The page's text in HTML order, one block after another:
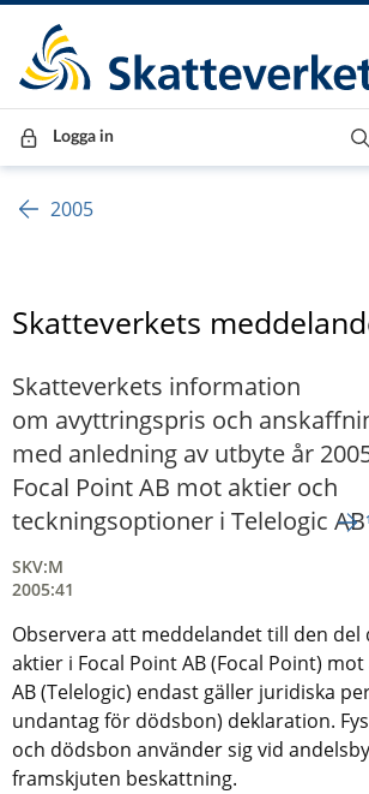
Till innehåll
Till navigationen
Till chattrobot
Logga in
2005
Skatteverkets
Skatteverkets information
om avyttringspris och
med anledning av utbyte år
Focal Point AB mot aktier och
teckningsoptioner i Telelogic AB
SKV:M
2005:41
Observera att meddelandet till den del
aktier i Focal Point AB (Focal Point)
AB (Telelogic) endast gäller juridiska
undantag för dödsbon) deklaration.
och dödsbon använder sig vid
framskjuten beskattning.